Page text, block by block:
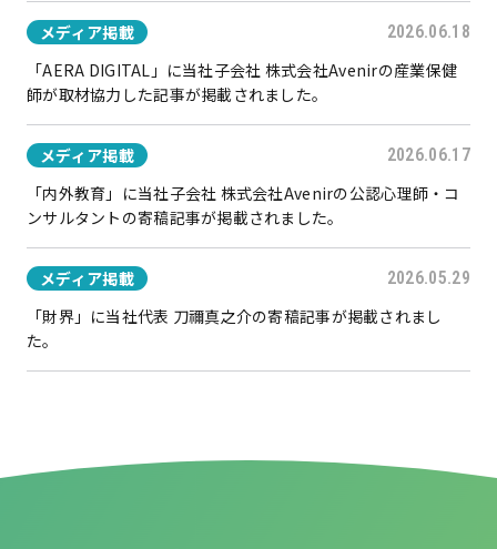
メディア掲載 2026.06.18
「AERA DIGITAL」に当社子会社 株式会社Avenirの産業保健
師が取材協力した記事が掲載されました。
メディア掲載 2026.06.17
「内外教育」に当社子会社 株式会社Avenirの公認心理師・コ
ンサルタントの寄稿記事が掲載されました。
メディア掲載 2026.05.29
「財界」に当社代表 刀禰真之介の寄稿記事が掲載されまし
た。